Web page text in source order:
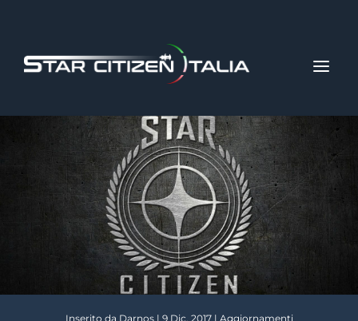
Inserito da Darnos| 9 Dic, 2017| Aggiornamenti